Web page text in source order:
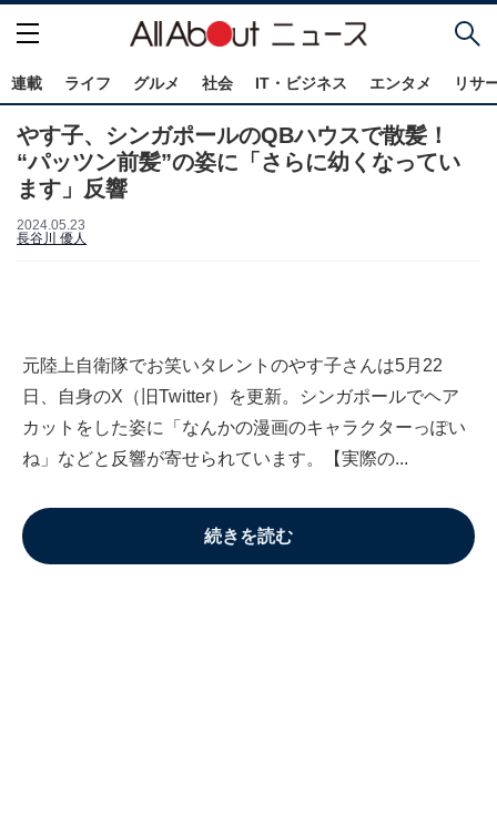
連載 ライフ グルメ 社会 IT・ビジネス エンタメ リサ
やす子、シンガポールのQBハウスで散髪！
“パッツン前髪”の姿に「さらに幼くなってい
ます」反響
2024.05.23
長谷川 優人
元陸上自衛隊でお笑いタレントのやす子さんは5月22
日、自身のX（旧Twitter）を更新。シンガポールでヘア
カットをした姿に「なんかの漫画のキャラクターっぽい
ね」などと反響が寄せられています。【実際の...
続きを読む